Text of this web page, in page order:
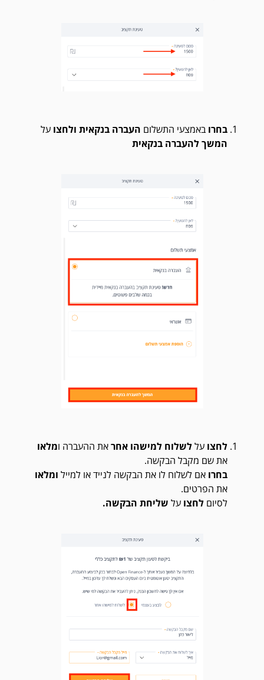
בחרו באמצעי התשלום העברה בנקאית ולחצועל
המשך להעברה בנקאית
לחצו עללשלוח למישהו אחראת ההעברה ומלאו
את שם מקבל הבקשה.
בחרו אם לשלוח לו את הבקשה לנייד או למייל ומלאו
את הפרטים.
לסיוםלחצועל שליחת הבקשה.